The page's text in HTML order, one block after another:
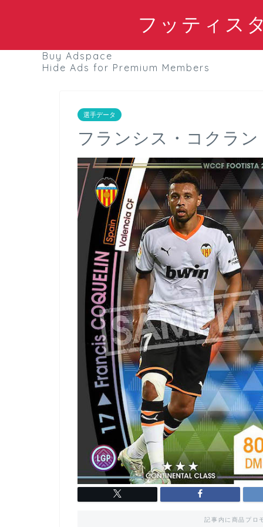
フッティス
Buy Adspace
Hide Ads for Premium Members
選手データ
フランシス・コクラ
記事内に商品プロ